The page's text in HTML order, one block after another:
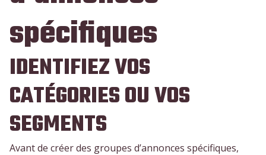
spécifiques
IDENTIFIEZ VOS
CATÉGORIES OU VOS
SEGMENTS
Avant de créer des groupes d’annonces spécifiques,